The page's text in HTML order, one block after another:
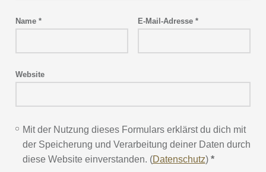
Name * E-Mail-Adresse *
Website
Mit der Nutzung dieses Formulars erklärst du dich mit
der Speicherung und Verarbeitung deiner Daten durch
diese Website einverstanden. (Datenschutz) *